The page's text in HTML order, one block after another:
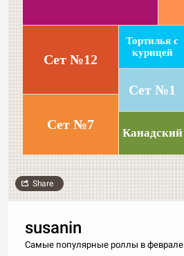
Сет №12
Тортилья с
курицей
Сет №1
Сет №7
Канадский
Share
susanin
Самые популярные роллы в феврале